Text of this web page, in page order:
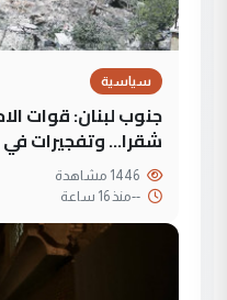
سياسية
جنوب لبنان: قوات
شقرا… وتفجيرات في
--منذ 16 ساعة